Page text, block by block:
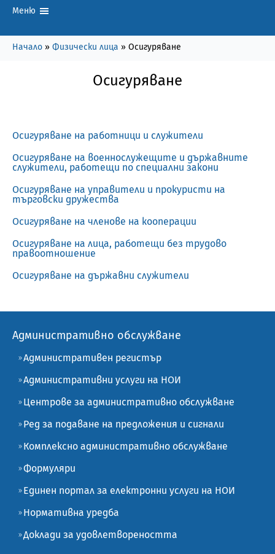
Меню
Начало » Физически лица » Осигуряване
Осигуряване
Осигуряване на работници и служители
Осигуряване на военнослужещите и държавните
служители, работещи по специални закони
Осигуряване на управители и прокуристи на
търговски дружества
Осигуряване на членове на кооперации
Осигуряване на лица, работещи без трудово
правоотношение
Осигуряване на държавни служители
Административно обслужване
Административен регистър
Административни услуги на НОИ
Центрове за административно обслужване
Ред за подаване на предложения и сигнали
Комплексно административно обслужване
Формуляри
Единен портал за електронни услуги на НОИ
Нормативна уредба
Доклади за удовлетвореността